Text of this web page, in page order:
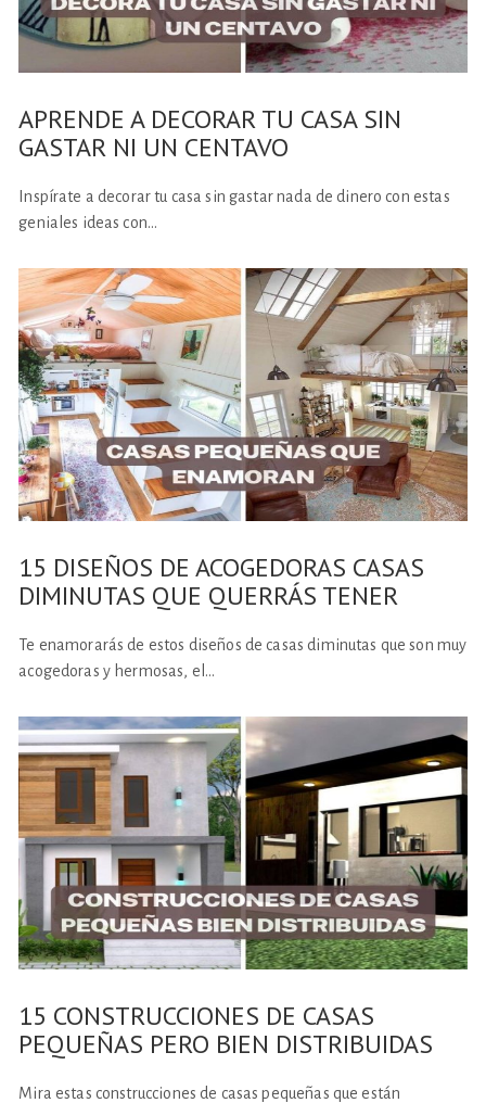
APRENDE A DECORAR TU CASA SIN
GASTAR NI UN CENTAVO
Inspírate a decorar tu casa sin gastar nada de dinero con estas
geniales ideas con…
15 DISEÑOS DE ACOGEDORAS CASAS
DIMINUTAS QUE QUERRÁS TENER
Te enamorarás de estos diseños de casas diminutas que son muy
acogedoras y hermosas, el…
15 CONSTRUCCIONES DE CASAS
PEQUEÑAS PERO BIEN DISTRIBUIDAS
Mira estas construcciones de casas pequeñas que están